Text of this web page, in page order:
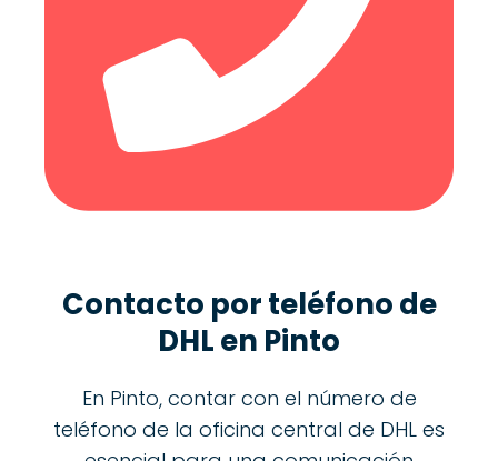
Contacto por teléfono de
DHL en Pinto
En Pinto, contar con el número de
teléfono de la oficina central de DHL es